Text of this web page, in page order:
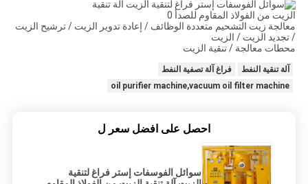
معالجة زيت التشحيم متعددة الوظائف / إعادة تدوير الزيت / ترشيح الزيت
/ تجديد الزيت / الزيت
محطات معالجة / تنقية الزيت
آلة تنقية النفط
فراغ آلة تصفية النفط
oil purifier machine,vacuum oil filter machine
احصل على افضل سعر ل
سوائل الفوسفات إستر فراغ لتنقية